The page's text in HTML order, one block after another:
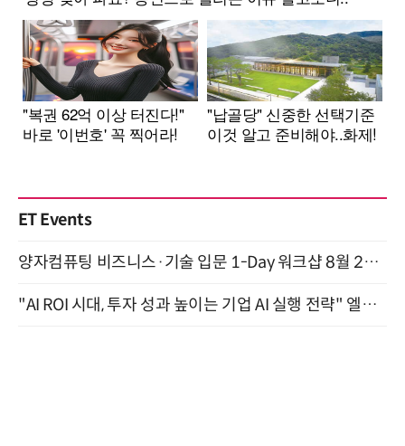
ET Events
양자컴퓨팅 비즈니스·기술 입문 1-Day 워크샵 8월 28일 개최
"AI ROI 시대, 투자 성과 높이는 기업 AI 실행 전략" 엘타워 6층 (9월 18일)